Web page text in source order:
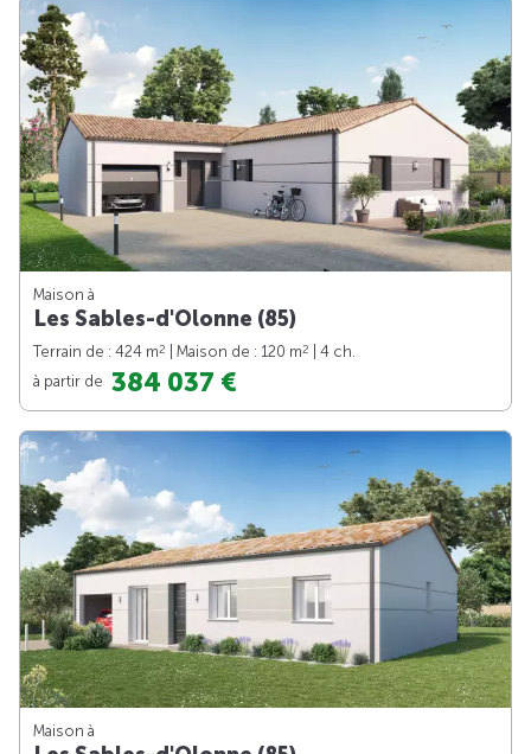
Maison à
Les Sables-d'Olonne (85)
Terrain de : 424 m2 | Maison de : 120 m2
| 4 ch.
à partir de 384 037 €
Maison à